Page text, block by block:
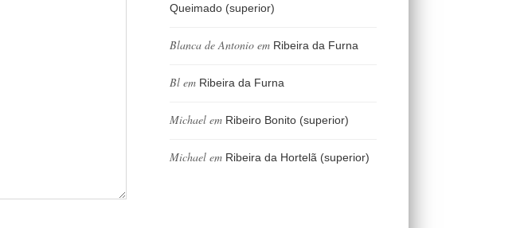
Queimado (superior)
Blanca de Antonio em Ribeira da Furna
Bl em Ribeira da Furna
Michael em Ribeiro Bonito (superior)
Michael em Ribeira da Hortelã (superior)